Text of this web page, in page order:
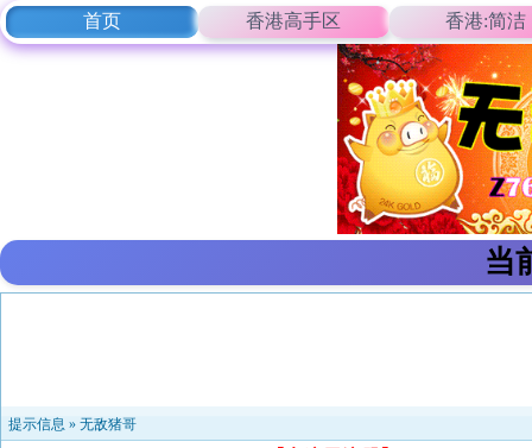
首页 香港高手区 香港:简洁
当
提示信息 » 无敌猪哥